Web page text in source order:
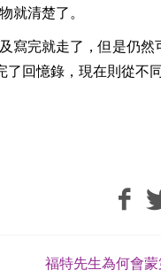
就清楚了。
寫完就走了，但是仍然
回憶錄，現在則從不
福特先生為何會